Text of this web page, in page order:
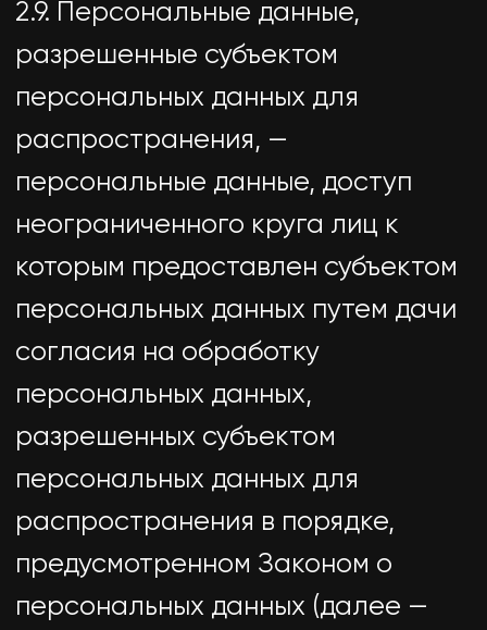
персональных данных — передача
персональных данных на
территорию иностранного
государства органу власти
иностранного государства,
иностранному юридическому
лицу.
данных — любые действия, в
результате которых персональные
данные уничтожаются
дальнейшего восстановления
содержания персональных данных
персональных данных и/или
уничтожаются материальные
носители персональных данных.
3. Основные права и обязанности